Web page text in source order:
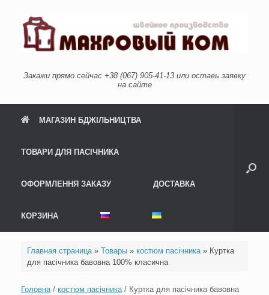
content
Закажи прямо сейчас +38 (067) 905-41-13 или оставь заявку
на сайте
МАГАЗИН БДЖІЛЬНИЦТВА
ТОВАРИ ДЛЯ ПАСІЧНИКА
ОФОРМЛЕННЯ ЗАКАЗУ ДОСТАВКА
КОРЗИНА
Главная страница» Товары» костюм пасічника» Куртка
для пасічника бавовна 100% класична
Головна/ костюм пасічника/ Куртка для пасічника бавовна